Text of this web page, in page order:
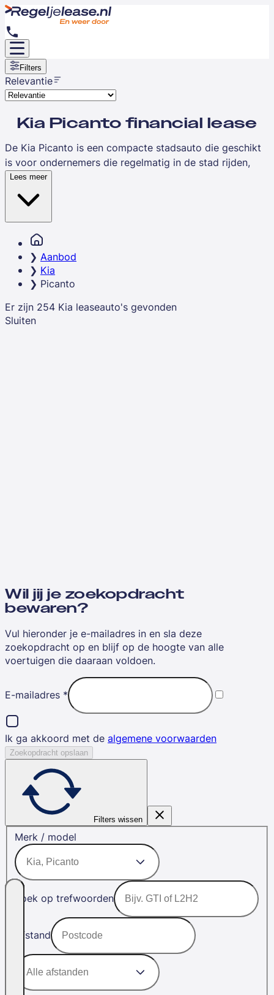
Filters
Relevantie
Kia Picanto financial lease
De Kia Picanto is een compacte stadsauto die geschikt
is voor ondernemers die regelmatig in de stad rijden,
zoals consultants, vertegenwoordigers of zorgverleners.
Deze wendbare auto biedt voldoende ruimte voor
dagelijks gebruik en is zuinig in verbruik. Met financial
lease spreid je de investering over een vaste looptijd,
terwijl je direct economisch eigenaar bent.
Lees meer
Aanbod
Kia
Picanto
Er zijn 254 Kia leaseauto's gevonden
Sluiten
Wil jij je zoekopdracht
bewaren?
Vul hieronder je e-mailadres in en sla deze
zoekopdracht op en blijf op de hoogte van alle
voertuigen die daaraan voldoen.
E-mailadres *
Ik ga akkoord met de algemene voorwaarden
Zoekopdracht opslaan
Filters wissen
Merk / model
Zoek op trefwoorden
Afstand